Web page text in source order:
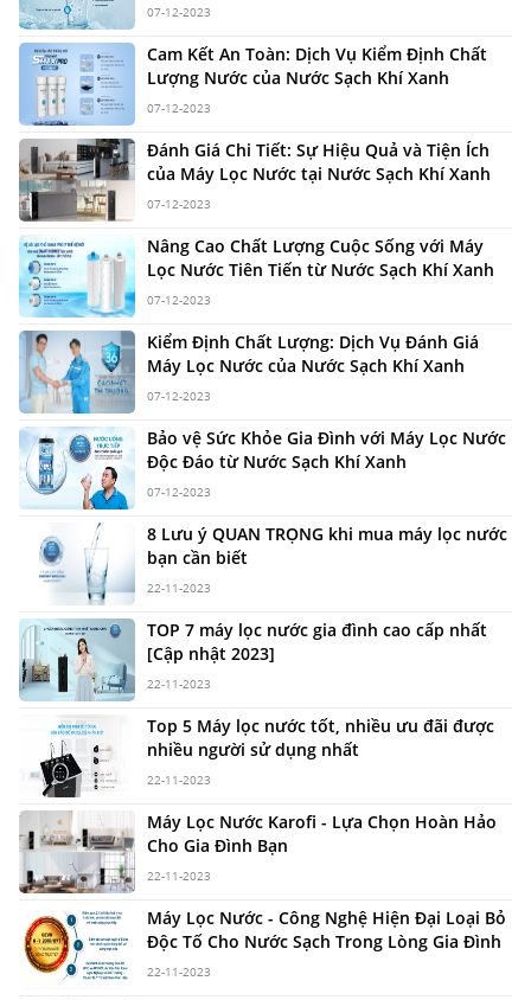
07-12-2023
Cam Kết An Toàn: Dịch Vụ Kiểm Định Chất
Lượng Nước của Nước Sạch Khí Xanh
07-12-2023
Đánh Giá Chi Tiết: Sự Hiệu Quả và Tiện Ích
của Máy Lọc Nước tại Nước Sạch Khí Xanh
07-12-2023
Nâng Cao Chất Lượng Cuộc Sống với Máy
Lọc Nước Tiên Tiến từ Nước Sạch Khí Xanh
07-12-2023
Kiểm Định Chất Lượng: Dịch Vụ Đánh Giá
Máy Lọc Nước của Nước Sạch Khí Xanh
07-12-2023
Bảo vệ Sức Khỏe Gia Đình với Máy Lọc Nước
Độc Đáo từ Nước Sạch Khí Xanh
07-12-2023
8 Lưu ý QUAN TRỌNG khi mua máy lọc nước
bạn cần biết
22-11-2023
TOP 7 máy lọc nước gia đình cao cấp nhất
[Cập nhật 2023]
22-11-2023
Top 5 Máy lọc nước tốt, nhiều ưu đãi được
nhiều người sử dụng nhất
22-11-2023
Máy Lọc Nước Karofi - Lựa Chọn Hoàn Hảo
Cho Gia Đình Bạn
22-11-2023
Máy Lọc Nước - Công Nghệ Hiện Đại Loại Bỏ
Độc Tố Cho Nước Sạch Trong Lòng Gia Đình
22-11-2023